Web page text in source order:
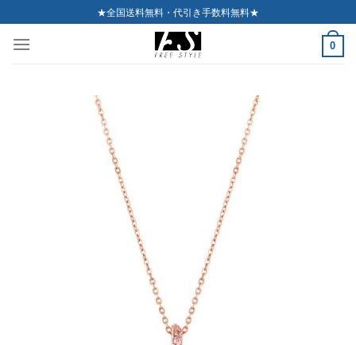
to
content
★全国送料無料・代引き手数料無料★
0